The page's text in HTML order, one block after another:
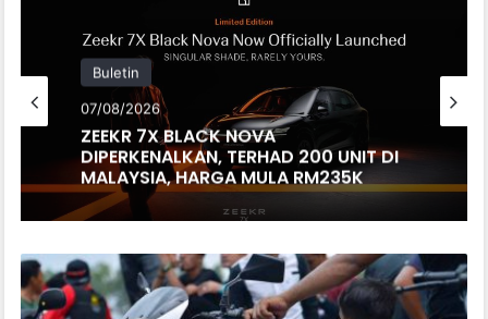
Buletin
07/08/2026
ZEEKR 7X BLACK NOVA
DIPERKENALKAN, TERHAD 200 UNIT DI
MALAYSIA, HARGA MULA RM235K
POLIS
TERENGGANU
BONGKAR